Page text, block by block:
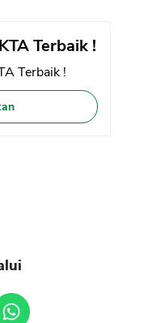
Terbaik !
Terbaik !